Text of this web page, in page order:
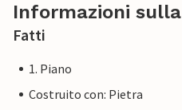
Informazioni
Fatti
1. Piano
Costruito con: Pietra